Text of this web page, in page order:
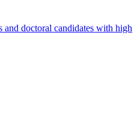
and doctoral candidates with high